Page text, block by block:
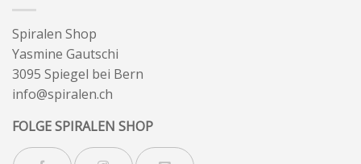
Spiralen Shop
Yasmine Gautschi
3095 Spiegel bei Bern
info@spiralen.ch
FOLGE SPIRALEN SHOP